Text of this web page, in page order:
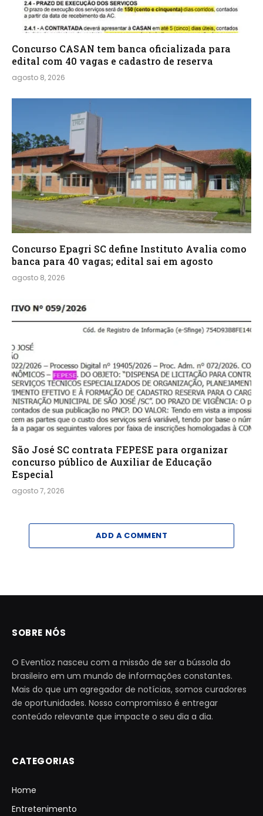
Concurso CASAN tem banca oficializada para
edital com 40 vagas e cadastro de reserva
agosto 8, 2026
Concurso Epagri SC define Instituto Avalia como
banca para 40 vagas; edital sai em agosto
agosto 8, 2026
São José SC contrata FEPESE para organizar
concurso público de Auxiliar de Educação
Especial
agosto 7, 2026
ADD A COMMENT
SOBRE NÓS
O Eventioz nasceu com a missão de ser a bússola do
brasileiro em um mundo de informações constantes.
Mais do que um agregador de notícias, somos curadores
de oportunidades. Nosso compromisso é entregar
conteúdo relevante que impacte o seu dia a dia.
CATEGORIAS
Home
Entretenimento